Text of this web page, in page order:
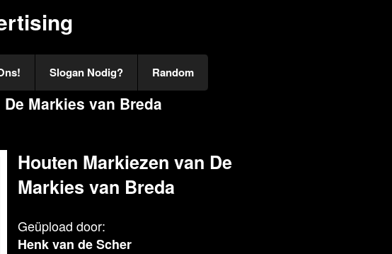
Slogan Nodig? Random
Markies van Breda
Houten Markiezen van De
Markies van Breda
Geüpload door:
Henk van de Scher